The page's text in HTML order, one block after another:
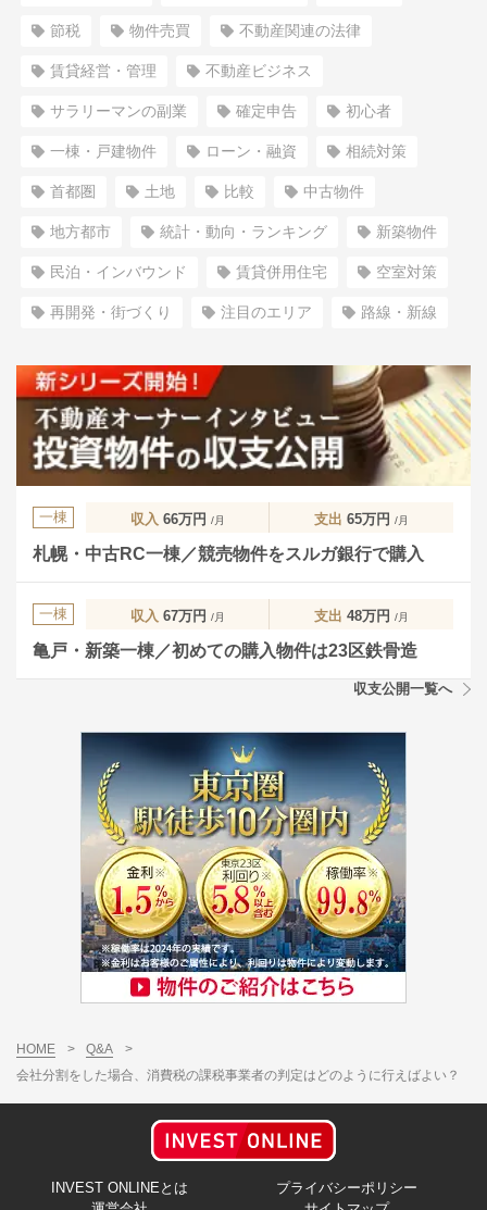
節税 物件売買 不動産関連の法律
賃貸経営・管理 不動産ビジネス
サラリーマンの副業 確定申告 初心者
一棟・戸建物件 ローン・融資 相続対策
首都圏 土地 比較 中古物件
地方都市 統計・動向・ランキング 新築物件
民泊・インバウンド 賃貸併用住宅 空室対策
再開発・街づくり 注目のエリア 路線・新線
一棟 収入 66万円 /月 支出 65万円 /月
札幌・中古RC一棟／競売物件をスルガ銀行で購入
一棟 収入 67万円 /月 支出 48万円 /月
亀戸・新築一棟／初めての購入物件は23区鉄骨造
収支公開一覧へ
HOME > Q&A
>
会社分割をした場合、消費税の課税事業者の判定はどのように行えばよい？
INVEST ONLINEとは
プライバシーポリシー